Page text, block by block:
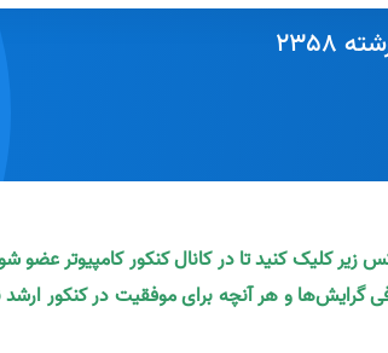
کلیک کنید تا در کانال کنکور کامپیوتر عضو
گرایش‌ها و هر آنچه برای موفقیت در کنکور ارشد